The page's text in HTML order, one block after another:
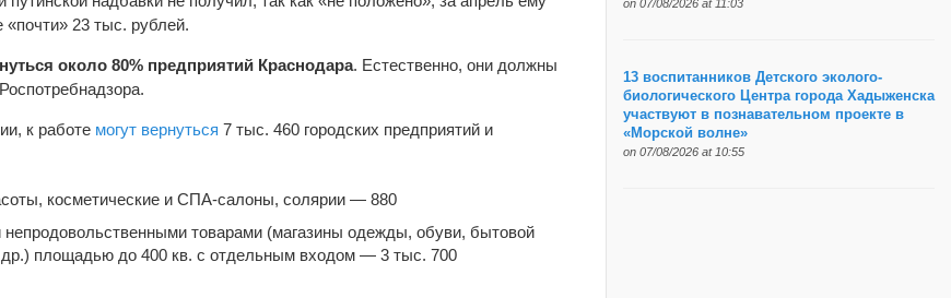
23 тыс. рублей.
около 80% предприятий Краснодара. Естественно, они должны
к работе могут вернуться 7 тыс. 460 городских предприятий и
косметические и СПА-салоны, солярии — 880
непродовольственными товарами (магазины одежды, обуви, бытовой
др.) площадью до 400 кв. с отдельным входом — 3 тыс. 700
on 07/08/2026 at 11:03
13 воспитанников Детского эколого-
биологического Центра города Хадыженска
участвуют в познавательном проекте в
«Морской волне»
on 07/08/2026 at 10:55